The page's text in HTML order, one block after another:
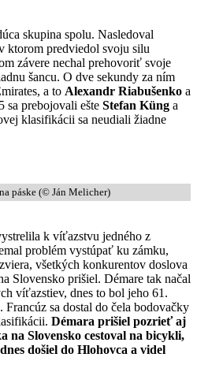
skupina spolu. Nasledoval
ktorom predviedol svoju silu
závere nechal prehovoriť svoje
šancu. O dve sekundy za ním
a to Alexandr Riabušenko a
sa prebojovali ešte Stefan Küng a
klasifikácii sa neudiali žiadne
páske (© Ján Melicher)
k víťazstvu jedného z
problém vystúpať ku zámku,
všetkých konkurentov doslova
Slovensko prišiel. Démare tak načal
víťazstiev, dnes to bol jeho 61.
sa dostal do čela bodovačky
Démara prišiel pozrieť aj
na Slovensko cestoval na bicykli,
došiel do Hlohovca a videl